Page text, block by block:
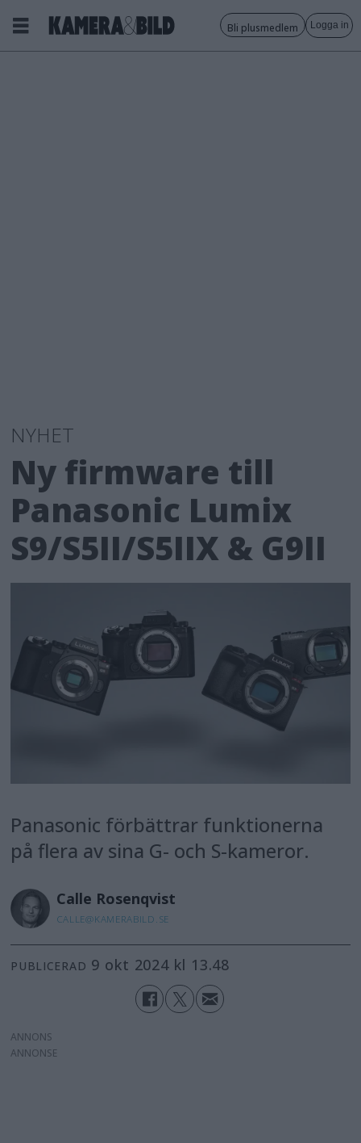
Bli plusmedlem Logga in
NYHET
Ny firmware till
Panasonic Lumix
S9/S5II/S5IIX & G9II
Panasonic förbättrar funktionerna
på flera av sina G- och S-kameror.
Calle Rosenqvist
CALLE@KAMERABILD.SE
PUBLICERAD 9 okt 2024 kl 13.48
ANNONS